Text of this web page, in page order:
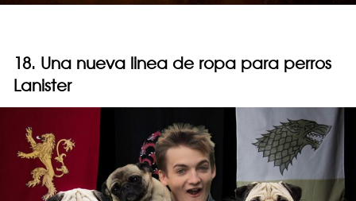
18. Una nueva linea de ropa para perros
Lanister